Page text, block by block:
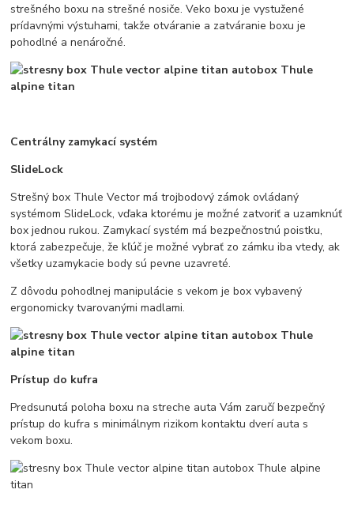
strešného boxu na strešné nosiče. Veko boxu je vystužené
prídavnými výstuhami, takže otváranie a zatváranie boxu je
pohodlné a nenáročné.
Centrálny zamykací systém
SlideLock
Strešný box Thule Vector má trojbodový zámok ovládaný
systémom SlideLock, vďaka ktorému je možné zatvoriť a uzamknúť
box jednou rukou. Zamykací systém má bezpečnostnú poistku,
ktorá zabezpečuje, že kľúč je možné vybrať zo zámku iba vtedy, ak
všetky uzamykacie body sú pevne uzavreté.
Z dôvodu pohodlnej manipulácie s vekom je box vybavený
ergonomicky tvarovanými madlami.
Prístup do kufra
Predsunutá poloha boxu na streche auta Vám zaručí bezpečný
prístup do kufra s minimálnym rizikom kontaktu dverí auta s
vekom boxu.